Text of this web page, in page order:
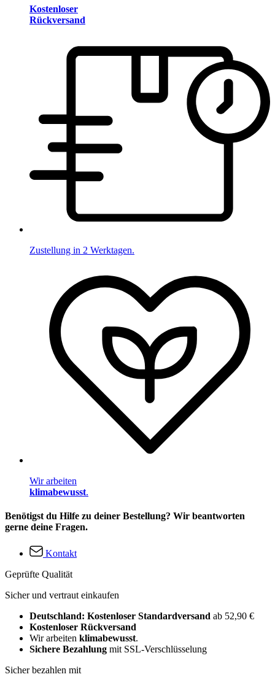
Kostenloser
Rückversand
Zustellung in 2 Werktagen.
Wir arbeiten
klimabewusst.
Benötigst du Hilfe zu deiner Bestellung? Wir beantworten
gerne deine Fragen.
Kontakt
Geprüfte Qualität
Sicher und vertraut einkaufen
Deutschland: Kostenloser Standardversand ab 52,90 €
Kostenloser Rückversand
Wir arbeiten klimabewusst.
Sichere Bezahlung mit SSL-Verschlüsselung
Sicher bezahlen mit